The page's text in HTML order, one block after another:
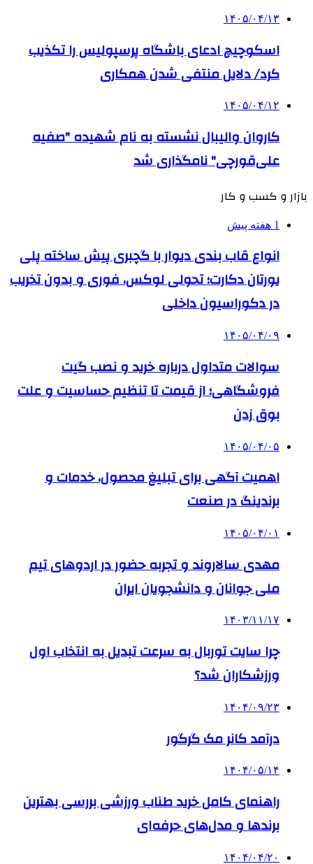
۱۴۰۵/۰۴/۱۳
اسکوچیچ ادعای باشگاه پرسپولیس را تکذیب
کرد/ دلایل منتفی شدن همکاری
۱۴۰۵/۰۴/۱۲
کاروان والیبال نشسته به نام شهیده "صفیه
علی‌قورچی" نامگذاری شد
بازار و کسب و کار
1 هفته پیش
انواع قاب بندی دیوار با گچبری پیش ساخته پلی
یورتان دکارت؛ تحولی لوکس، فوری و بدون تخریب
در دکوراسیون داخلی
۱۴۰۵/۰۴/۰۹
سوالات متداول درباره خرید و نصب گیت
فروشگاهی؛ از قیمت تا تنظیم حساسیت و علت
بوق زدن
۱۴۰۵/۰۴/۰۵
اهمیت آگهی برای تبلیغ محصول، خدمات و
برندینگ در صنعت
۱۴۰۵/۰۴/۰۱
مهدی سالاروند و تجربه حضور در اردوهای تیم
ملی جوانان و دانشجویان ایران
۱۴۰۳/۱۱/۱۷
چرا سایت توربال به ‌سرعت تبدیل به انتخاب اول
ورزشکاران شد؟
۱۴۰۴/۰۹/۲۳
درآمد کانر مک گرگور
۱۴۰۴/۰۵/۱۴
راهنمای کامل خرید طناب ورزشی بررسی بهترین
برندها و مدل‌های حرفه‌ای
۱۴۰۴/۰۴/۲۰